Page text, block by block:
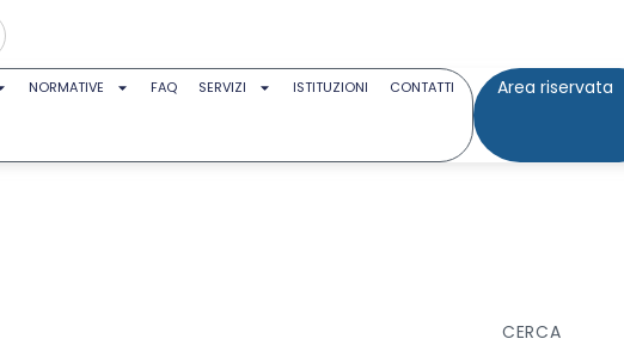
NORMATIVE FAQ SERVIZI ISTITUZIONI CONTATTI Area riservata
CERCA